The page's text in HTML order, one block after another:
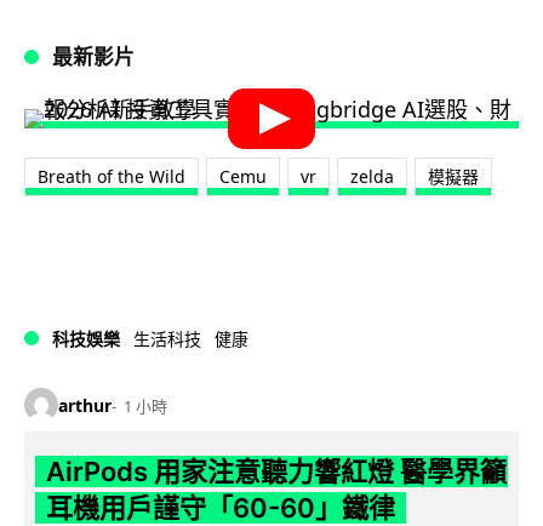
最新影片
Breath of the Wild Cemu vr zelda 模擬器
科技娛樂 生活科技 健康
arthur 1 小時
AirPods 用家注意聽力響紅燈 醫學界籲
耳機用戶謹守「60-60」鐵律